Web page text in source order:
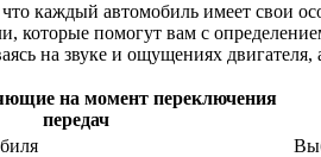
каждый автомобиль имеет свои
которые помогут вам с
на звуке и ощущениях
на момент переключения
передач